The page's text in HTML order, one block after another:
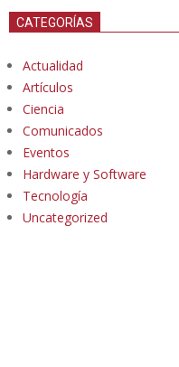
CATEGORÍAS
Actualidad
Artículos
Ciencia
Comunicados
Eventos
Hardware y Software
Tecnología
Uncategorized